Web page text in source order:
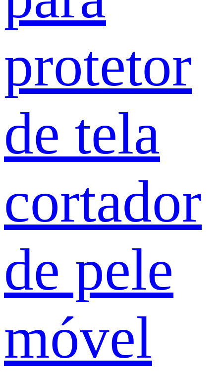
protetor
de tela
cortador
de pele
móvel